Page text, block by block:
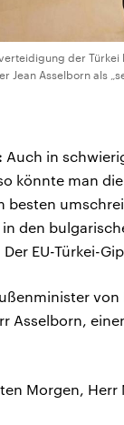
der Türkei
Jean Asselborn als
Auch in
könnte man
besten
den
EU-Türkei-
von
Asselborn,
Morgen, Herr